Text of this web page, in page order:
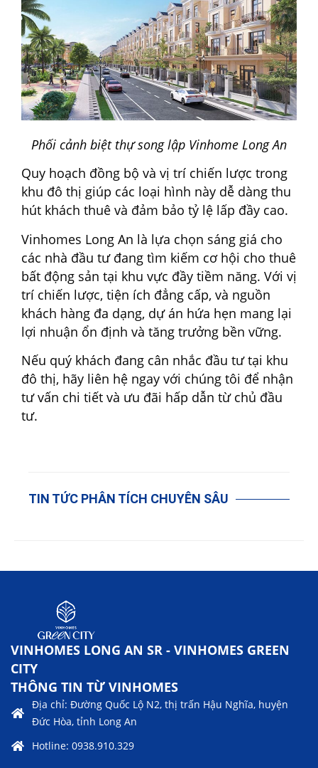
Phối cảnh biệt thự song lập Vinhome Long An
Quy hoạch đồng bộ và vị trí chiến lược trong
khu đô thị giúp các loại hình này dễ dàng thu
hút khách thuê và đảm bảo tỷ lệ lấp đầy cao.
Vinhomes Long An là lựa chọn sáng giá cho
các nhà đầu tư đang tìm kiếm cơ hội cho thuê
bất động sản tại khu vực đầy tiềm năng. Với vị
trí chiến lược, tiện ích đẳng cấp, và nguồn
khách hàng đa dạng, dự án hứa hẹn mang lại
lợi nhuận ổn định và tăng trưởng bền vững.
Nếu quý khách đang cân nhắc đầu tư tại khu
đô thị, hãy liên hệ ngay với chúng tôi để nhận
tư vấn chi tiết và ưu đãi hấp dẫn từ chủ đầu
tư.
TIN TỨC PHÂN TÍCH CHUYÊN SÂU
VINHOMES LONG AN SR - VINHOMES GREEN
CITY
THÔNG TIN TỪ VINHOMES
Địa chỉ: Đường Quốc Lộ N2, thị trấn Hậu Nghĩa, huyện
Đức Hòa, tỉnh Long An
Hotline: 0938.910.329